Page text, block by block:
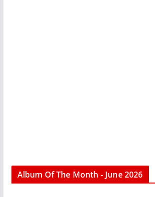
Album Of The Month - June 2026